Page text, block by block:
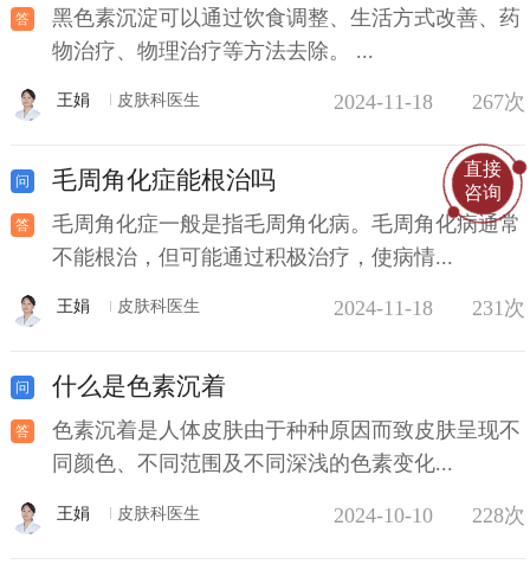
黑色素沉淀可以通过饮食调整、生活方式改善、药
物治疗、物理治疗等方法去除。 ...
王娟 皮肤科医生 2024-11-18 267次
毛周角化症能根治吗
毛周角化症一般是指毛周角化病。毛周角化病通常
不能根治，但可能通过积极治疗，使病情...
王娟 皮肤科医生 2024-11-18 231次
什么是色素沉着
色素沉着是人体皮肤由于种种原因而致皮肤呈现不
同颜色、不同范围及不同深浅的色素变化...
王娟 皮肤科医生 2024-10-10 228次
直接
咨询